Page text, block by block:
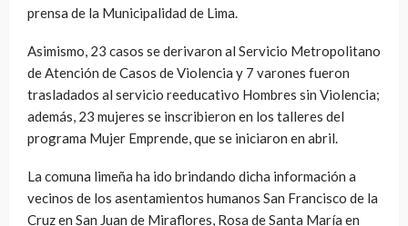
prensa de la Municipalidad de Lima.
Asimismo, 23 casos se derivaron al Servicio Metropolitano
de Atención de Casos de Violencia y 7 varones fueron
trasladados al servicio reeducativo Hombres sin Violencia;
además, 23 mujeres se inscribieron en los talleres del
programa Mujer Emprende, que se iniciaron en abril.
La comuna limeña ha ido brindando dicha información a
vecinos de los asentamientos humanos San Francisco de la
Cruz en San Juan de Miraflores, Rosa de Santa María en